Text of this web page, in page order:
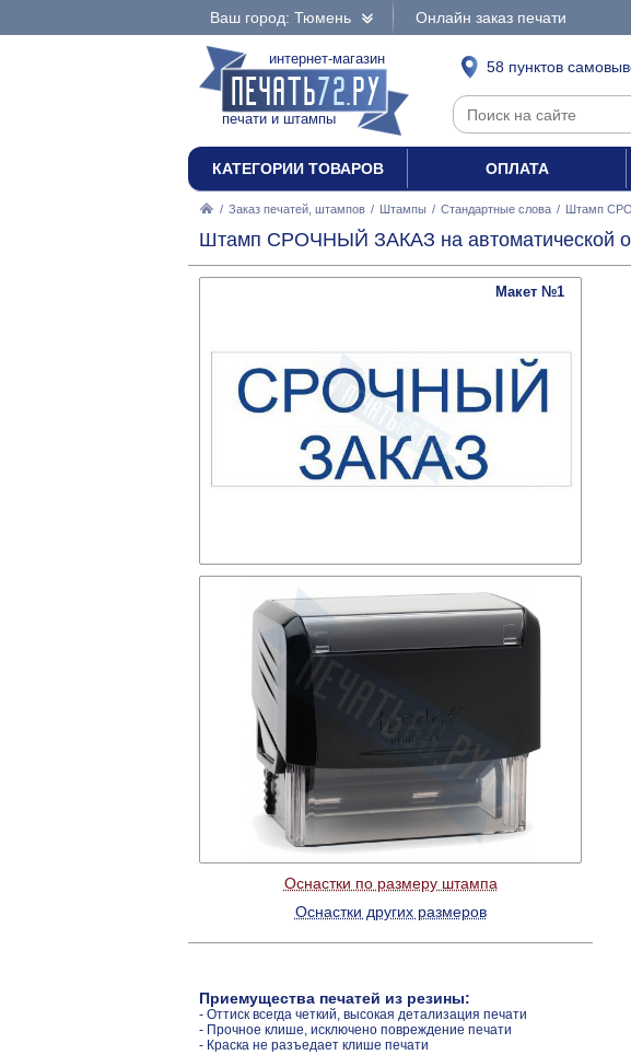
Ваш город: Тюмень Онлайн заказ печати
интернет-магазин
печати и штампы
58 пунктов
КАТЕГОРИИ ТОВАРОВ ОПЛАТА
/ Заказ печатей, штампов / Штампы / Стандартные слова / Штамп
Штамп СРОЧНЫЙ ЗАКАЗ на автоматической
Макет №1
Оснастки по размеру штампа
Оснастки других размеров
Приемущества печатей из резины:
- Оттиск всегда четкий, высокая детализация печати
- Прочное клише, исключено повреждение печати
- Краска не разъедает клише печати